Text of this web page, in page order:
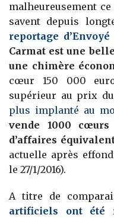
malheureusement
savent depuis
reportage
Carmat est une
une chimère
cœur 150 000
supérieur au prix du
plus implanté au
vende 1000
d’affaires
actuelle après
le 27/1/2016).
A titre de
artificiels ont été